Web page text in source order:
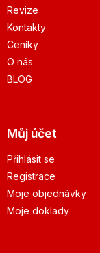
Revize
Kontakty
Ceníky
O nás
BLOG
Můj účet
Přihlásit se
Registrace
Moje objednávky
Moje doklady